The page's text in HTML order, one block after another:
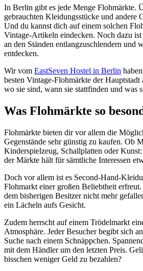
In Berlin gibt es jede Menge Flohmärkte.
gebrauchten Kleidungsstücke und andere
Und du kannst dich auf einem solchen
Vintage-Artikeln eindecken. Noch dazu ist
an den Ständen entlangzuschlendern und
entdecken.
Wir vom EastSeven Hostel in Berlin
besten Vintage-Flohmärkte der
wo sie sind, wann sie stattfinden und was
Was Flohmärkte so
Flohmärkte bieten dir vor allem die
Gegenstände sehr günstig zu kaufen. Ob
Kinderspielzeug, Schallplatten oder
der Märkte hält für sämtliche Interessen
Doch vor allem ist es Second-Hand-
Flohmarkt einer großen Beliebtheit
dem bisherigen Besitzer nicht mehr
ein Lächeln aufs Gesicht.
Zudem herrscht auf einem Trödelmarkt
Atmosphäre. Jeder Besucher begibt sich
Suche nach einem Schnäppchen.
mit dem Händler um den letzten Preis.
bisschen weniger Geld zu bezahlen?